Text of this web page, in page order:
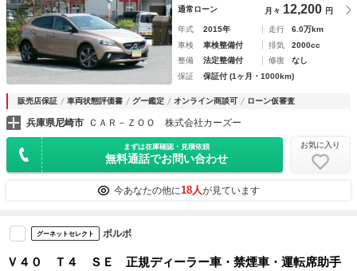
通常ローン 月々 12,200 円
年式 2015年 走行
6.0万km
車検
車検整備付 排気
2000cc
整備
法定整備付 修復
なし
保証
保証付 (1ヶ月・1000km)
販売店保証 車両状態評価書 グー鑑定 オンライン商談可 ローン仮審査
兵庫県尼崎市 ＣＡＲ－ＺＯＯ 株式会社カーズー
まずは在庫確認・見積依頼
無料通話でお問い合わせ
お気に入り
今あなたの他に18人が見ています
グーネットセレクト ボルボ
Ｖ４０ Ｔ４ ＳＥ 正規ディーラー車・禁煙車・運転席助手